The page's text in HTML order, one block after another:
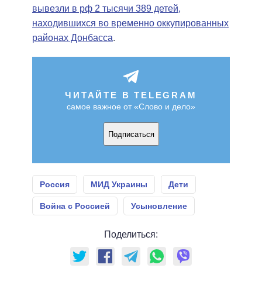
вывезли в рф 2 тысячи 389 детей,
находившихся во временно оккупированных
районах Донбасса.
ЧИТАЙТЕ В TELEGRAM
самое важное от «Слово и дело»
Подписаться
Россия МИД Украины Дети
Война с Россией Усыновление
Поделиться: